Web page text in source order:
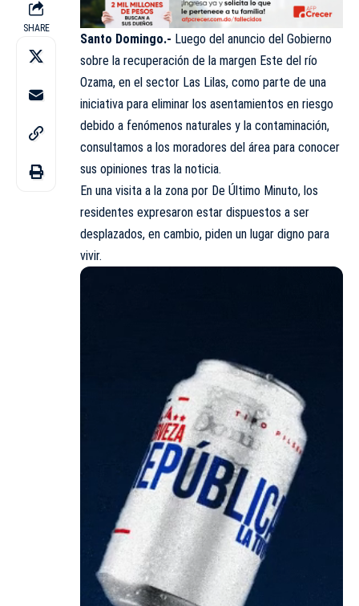
SHARE
Santo Domingo.- Luego del anuncio del Gobierno
sobre la recuperación de la margen Este del río
Ozama, en el sector Las Lilas, como parte de una
iniciativa para eliminar los asentamientos en riesgo
debido a fenómenos naturales y la contaminación,
consultamos a los moradores del área para conocer
sus opiniones tras la noticia.
En una visita a la zona por De Último Minuto, los
residentes expresaron estar dispuestos a ser
desplazados, en cambio, piden un lugar digno para
vivir.